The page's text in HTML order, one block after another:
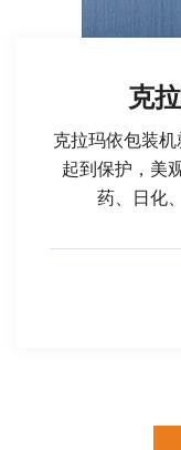
克
克拉玛依包装机
起到保护，美
药、日化